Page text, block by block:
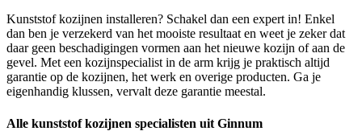
Kunststof kozijnen installeren? Schakel dan een expert in! Enkel
dan ben je verzekerd van het mooiste resultaat en weet je zeker dat
daar geen beschadigingen vormen aan het nieuwe kozijn of aan de
gevel. Met een kozijnspecialist in de arm krijg je praktisch altijd
garantie op de kozijnen, het werk en overige producten. Ga je
eigenhandig klussen, vervalt deze garantie meestal.
Alle kunststof kozijnen specialisten uit Ginnum